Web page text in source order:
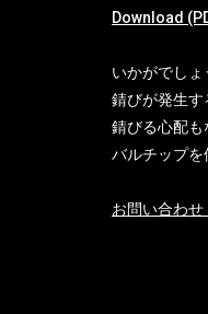
Download
いかがでしょ
錆びが発生
錆びる心配も
バルチップを
お問い合わ